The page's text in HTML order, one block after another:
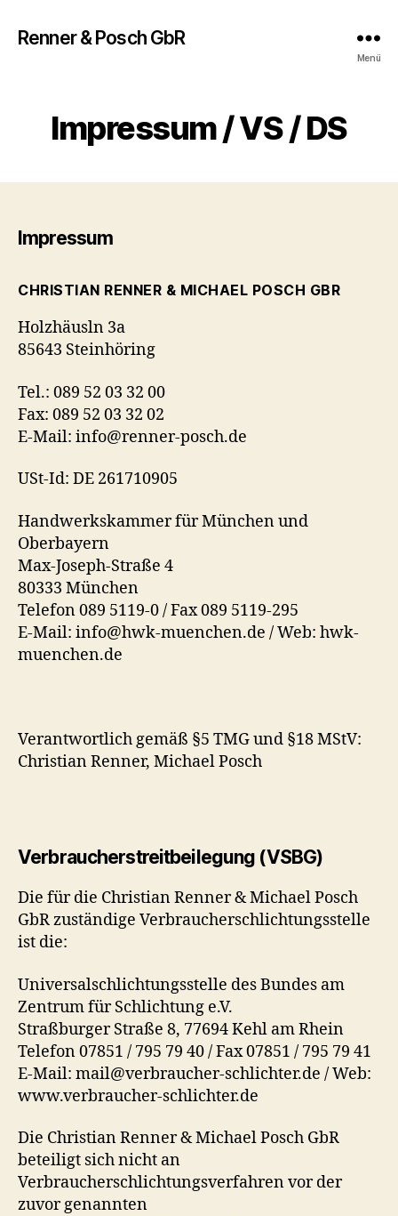
Renner & Posch GbR
Menü
Impressum / VS / DS
Impressum
CHRISTIAN RENNER & MICHAEL POSCH GBR
Holzhäusln 3a
85643 Steinhöring
Tel.: 089 52 03 32 00
Fax: 089 52 03 32 02
E-Mail: info@renner-posch.de
USt-Id: DE 261710905
Handwerkskammer für München und
Oberbayern
Max-Joseph-Straße 4
80333 München
Telefon 089 5119-0 / Fax 089 5119-295
E-Mail: info@hwk-muenchen.de / Web: hwk-
muenchen.de
Verantwortlich gemäß §5 TMG und §18 MStV:
Christian Renner, Michael Posch
Verbraucherstreitbeilegung (VSBG)
Die für die Christian Renner & Michael Posch
GbR zuständige Verbraucherschlichtungsstelle
ist die:
Universalschlichtungsstelle des Bundes am
Zentrum für Schlichtung e.V.
Straßburger Straße 8, 77694 Kehl am Rhein
Telefon 07851 / 795 79 40 / Fax 07851 / 795 79 41
E-Mail: mail@verbraucher-schlichter.de / Web:
www.verbraucher-schlichter.de
Die Christian Renner & Michael Posch GbR
beteiligt sich nicht an
Verbraucherschlichtungsverfahren vor der
zuvor genannten